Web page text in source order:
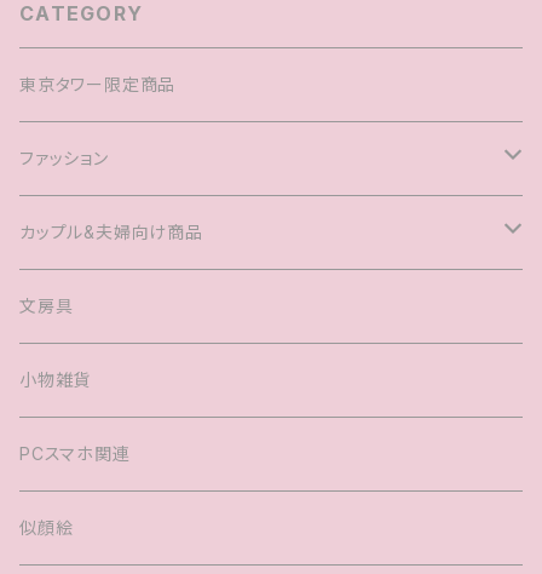
CATEGORY
東京タワー限定商品
ファッション
Tシャツ
キャップ
ヘアアクセサリー
バック
キッズTシャツ
カップル&夫婦向け商品
マグカップル®️
婚姻届
文房具
小物雑貨
PCスマホ関連
似顔絵